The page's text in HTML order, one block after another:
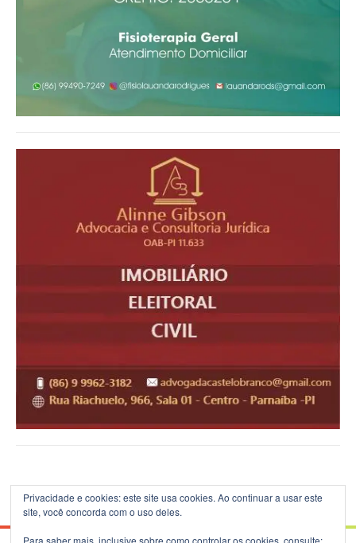
Privacidade e cookies: este site usa cookies. Ao continuar a usar este
site, você concorda com o uso deles.
Para saber mais, inclusive sobre como controlar os cookies, consulte: